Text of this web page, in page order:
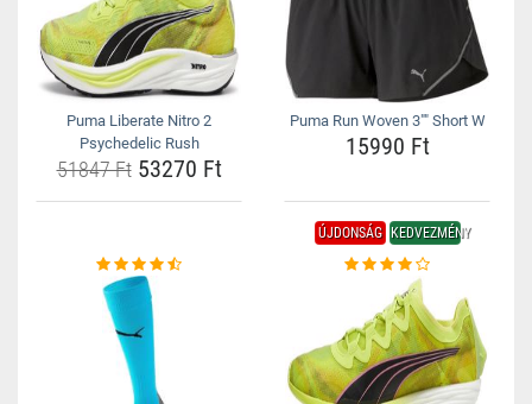
Puma Liberate Nitro 2
Psychedelic Rush
51847 Ft53270 Ft
Puma Run Woven 3"" Short W
15990 Ft
ÚJDONSÁG KEDVEZMÉNY